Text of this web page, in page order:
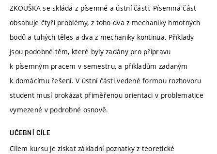
ZKOUŠKA se skládá z písemné a ústní části. Písemná část
obsahuje čtyři problémy, z toho dva z mechaniky hmotných
bodů a tuhých těles a dva z mechaniky kontinua. Příklady
jsou podobné těm, které byly zadány pro přípravu
k písemným pracem v semestru, a příkladům zadaným
k domácímu řešení. V ústní části vedené formou rozhovoru
student musí prokázat přiměřenou orientaci v problematice
vymezené v podrobné osnově.
UČEBNÍ CÍLE
Cílem kursu je získat základní poznatky z teoretické